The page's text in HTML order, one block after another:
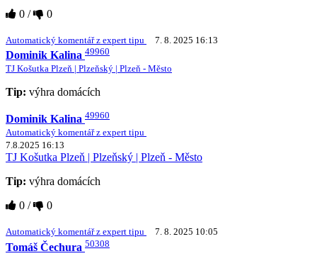
0 / 0
Automatický komentář z expert tipu 7. 8. 2025 16:13
Dominik Kalina 49960
TJ Košutka Plzeň | Plzeňský | Plzeň - Město
Tip: výhra domácích
Dominik Kalina 49960
Automatický komentář z expert tipu
7.8.2025 16:13
TJ Košutka Plzeň | Plzeňský | Plzeň - Město
Tip: výhra domácích
0 / 0
Automatický komentář z expert tipu 7. 8. 2025 10:05
Tomáš Čechura 50308